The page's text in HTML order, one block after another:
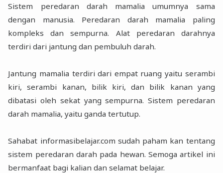
Sistem peredaran darah mamalia umumnya sama
dengan manusia. Peredaran darah mamalia paling
kompleks dan sempurna. Alat peredaran darahnya
terdiri dari jantung dan pembuluh darah.
Jantung mamalia terdiri dari empat ruang yaitu serambi
kiri, serambi kanan, bilik kiri, dan bilik kanan yang
dibatasi oleh sekat yang sempurna. Sistem peredaran
darah mamalia, yaitu ganda tertutup.
Sahabat informasibelajar.com sudah paham kan tentang
sistem peredaran darah pada hewan. Semoga artikel ini
bermanfaat bagi kalian dan selamat belajar.